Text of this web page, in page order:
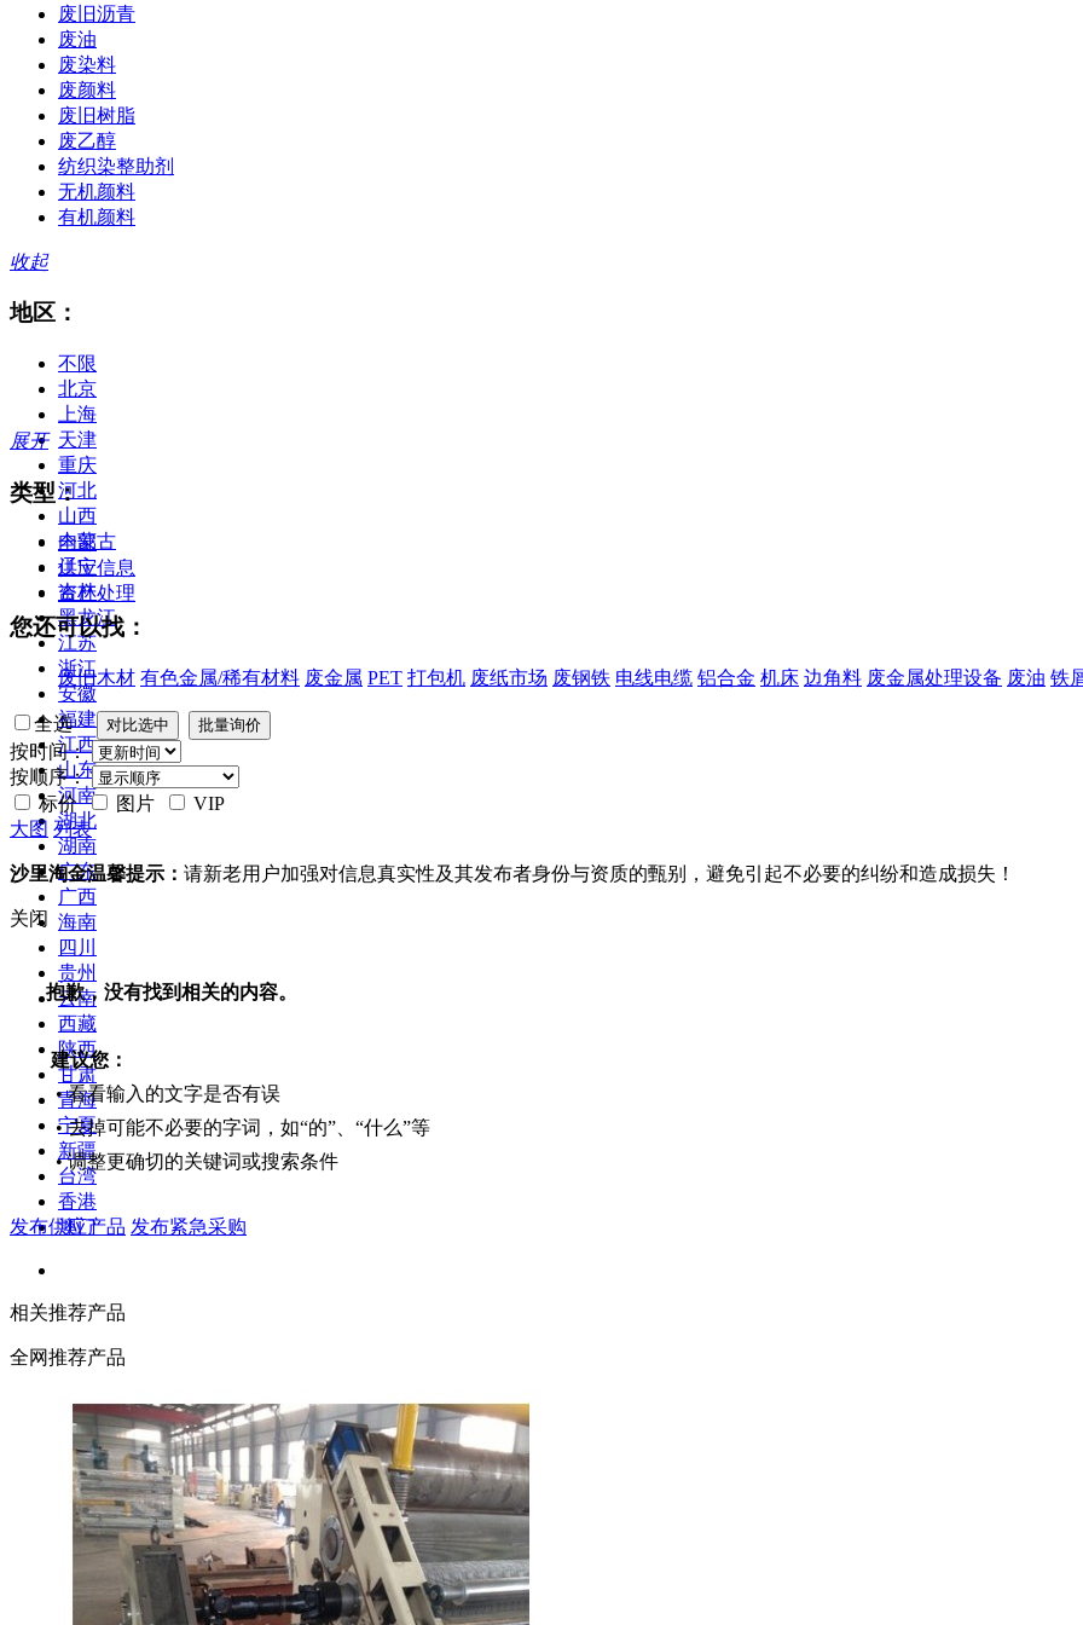
废旧沥青
废油
废染料
废颜料
废旧树脂
废乙醇
纺织染整助剂
无机颜料
有机颜料
收起
地区：
不限
北京
上海
天津
重庆
河北
山西
内蒙古
辽宁
吉林
黑龙江
江苏
浙江
安徽
福建
江西
山东
河南
湖北
湖南
广东
广西
海南
四川
贵州
云南
西藏
陕西
甘肃
青海
宁夏
新疆
台湾
香港
澳门
展开
类型：
全部
供应信息
资产处理
您还可以找：
废旧木材 有色金属/稀有材料 废金属 PET 打包机 废纸市场 废钢铁 电线电缆 铝合金 机床 边角料 废金属处理设备 废油 铁
全选
按时间：
按顺序：
标价
图片
VIP
大图 列表
沙里淘金温馨提示： 请新老用户加强对信息真实性及其发布者身份与资质的甄别，避免引起不必要的纠纷和造成损失！
关闭
抱歉，没有找到相关的内容。
建议您：
• 看看输入的文字是否有误
• 去掉可能不必要的字词，如“的”、“什么”等
• 调整更确切的关键词或搜索条件
发布供应产品 发布紧急采购
相关推荐产品
全网推荐产品